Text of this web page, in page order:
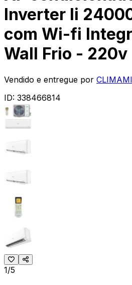
Inverter Ii
com Wi-fi
Wall Frio - 220v
Vendido e entregue por
ID: 338466814
1/5